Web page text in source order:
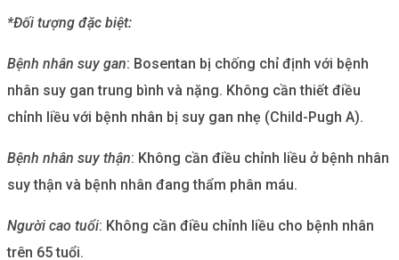
*Đối tượng đặc biệt:
Bệnh nhân suy gan: Bosentan bị chống chỉ định với bệnh
nhân suy gan trung bình và nặng. Không cần thiết điều
chỉnh liều với bệnh nhân bị suy gan nhẹ (Child-Pugh A).
Bệnh nhân suy thận: Không cần điều chỉnh liều ở bệnh nhân
suy thận và bệnh nhân đang thẩm phân máu.
Người cao tuổi: Không cần điều chỉnh liều cho bệnh nhân
trên 65 tuổi.